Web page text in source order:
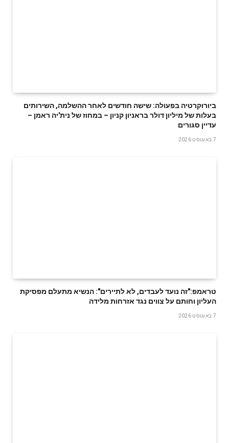
ביורוקרטיה בפעולה: שישה חודשים לאחר ההשלמה, השירותים
בעלות של מיליון דולר בראניון קניון – במחוז של נית'יה ראמן –
עדיין סגורים
7 באוגוסט 2026
טראמפ:"זה נועד לעבדים, לא לתיירים": הנשיא מתעלם מפסיקת
העליון וחותם על צווים נגד אזרחות מלידה
7 באוגוסט 2026